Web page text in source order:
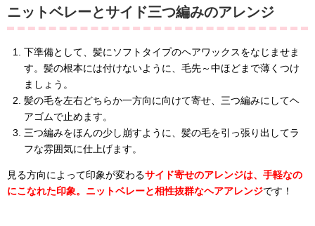
ニットベレーとサイド三つ編みのアレンジ
下準備として、髪にソフトタイプのヘアワックスをなじませま
す。髪の根本には付けないように、毛先～中ほどまで薄くつけ
ましょう。
髪の毛を左右どちらか一方向に向けて寄せ、三つ編みにしてヘ
アゴムで止めます。
三つ編みをほんの少し崩すように、髪の毛を引っ張り出してラ
フな雰囲気に仕上げます。
見る方向によって印象が変わるサイド寄せのアレンジは、手軽なの
にこなれた印象。ニットベレーと相性抜群なヘアアレンジです！